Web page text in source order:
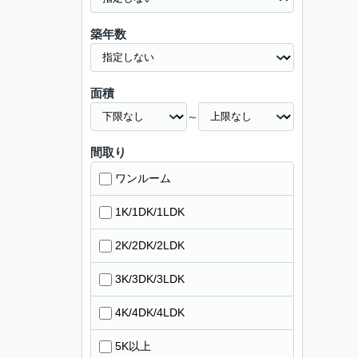
築年数
面積
～
間取り
ワンルーム
1K/1DK/1LDK
2K/2DK/2LDK
3K/3DK/3LDK
4K/4DK/4LDK
5K以上